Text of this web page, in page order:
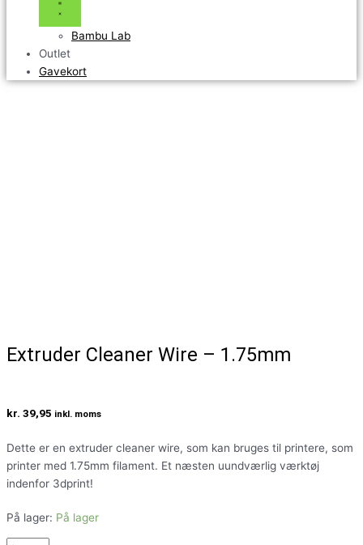
Bambu Lab
Outlet
Gavekort
Extruder Cleaner Wire – 1.75mm
kr. 39,95 inkl. moms
Dette er en extruder cleaner wire, som kan bruges til printere, som
printer med 1.75mm filament. Et næsten uundværlig værktøj
indenfor 3dprint!
På lager: På lager